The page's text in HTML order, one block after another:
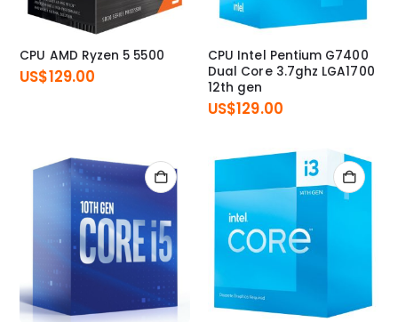
CPU AMD Ryzen 5 5500
US$129.00
CPU Intel Pentium G7400
Dual Core 3.7ghz LGA1700
12th gen
US$129.00